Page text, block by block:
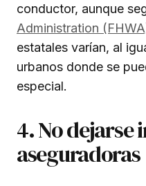
conductor, aunque
Administration
estatales varían, al
urbanos donde se
especial.
4. No
aseguradoras